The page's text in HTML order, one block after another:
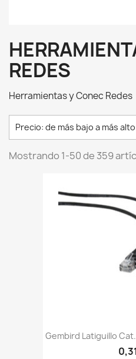
REDES
Herramientas y Conec Redes
Precio: de más bajo a más alto
Mostrando 1-50 de 359
Gembird Latiguillo